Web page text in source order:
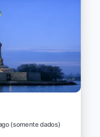
(somente dados)